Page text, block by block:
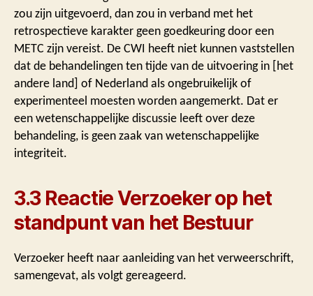
zou zijn uitgevoerd, dan zou in verband met het
retrospectieve karakter geen goedkeuring door een
METC zijn vereist. De CWI heeft niet kunnen vaststellen
dat de behandelingen ten tijde van de uitvoering in [het
andere land] of Nederland als ongebruikelijk of
experimenteel moesten worden aangemerkt. Dat er
een wetenschappelijke discussie leeft over deze
behandeling, is geen zaak van wetenschappelijke
integriteit.
3.3 Reactie Verzoeker op het
standpunt van het Bestuur
Verzoeker heeft naar aanleiding van het verweerschrift,
samengevat, als volgt gereageerd.